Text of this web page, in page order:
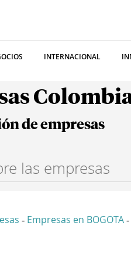
INTERNACIONAL
de empresas
- Empresas en BOGOTA -